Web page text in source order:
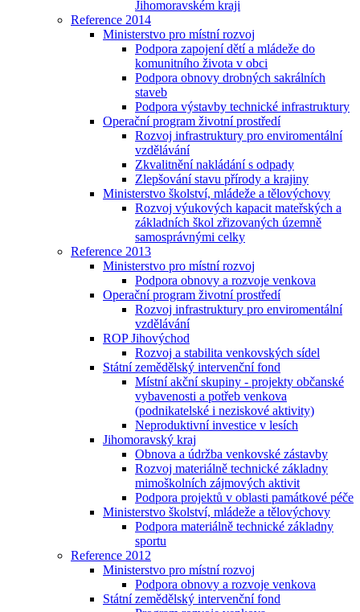
Jihomoravském kraji
Reference 2014
Ministerstvo pro místní rozvoj
Podpora zapojení dětí a mládeže do
komunitního života v obci
Podpora obnovy drobných sakrálních
staveb
Podpora výstavby technické infrastruktury
Operační program životní prostředí
Rozvoj infrastruktury pro enviromentální
vzdělávání
Zkvalitnění nakládání s odpady
Zlepšování stavu přírody a krajiny
Ministerstvo školství, mládeže a tělovýchovy
Rozvoj výukových kapacit mateřských a
základních škol zřizovaných územně
samosprávnými celky
Reference 2013
Ministerstvo pro místní rozvoj
Podpora obnovy a rozvoje venkova
Operační program životní prostředí
Rozvoj infrastruktury pro enviromentální
vzdělávání
ROP Jihovýchod
Rozvoj a stabilita venkovských sídel
Státní zemědělský intervenční fond
Místní akční skupiny - projekty občanské
vybavenosti a potřeb venkova
(podnikatelské i neziskové aktivity)
Neproduktivní investice v lesích
Jihomoravský kraj
Obnova a údržba venkovské zástavby
Rozvoj materiálně technické základny
mimoškolních zájmových aktivit
Podpora projektů v oblasti památkové péče
Ministerstvo školství, mládeže a tělovýchovy
Podpora materiálně technické základny
sportu
Reference 2012
Ministerstvo pro místní rozvoj
Podpora obnovy a rozvoje venkova
Státní zemědělský intervenční fond